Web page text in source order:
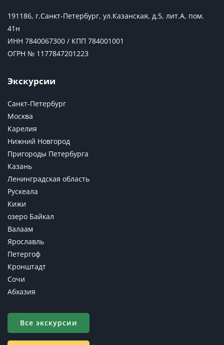
191186, г.Санкт-Петербург, ул.Казанская, д.5, лит.А, пом.
41н
ИНН 7840067300 / КПП 784001001
ОГРН № 1177847201223
Экскурсии
Санкт-Петербург
Москва
Карелия
Нижний Новгород
Пригороды Петербурга
Казань
Ленинградская область
Рускеала
Кижи
озеро Байкал
Валаам
Ярославль
Петергоф
Кронштадт
Сочи
Абхазия
Все экскурсии